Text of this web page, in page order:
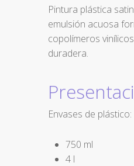
Pintura plástica
emulsión acuosa
copolímeros
duradera.
Envases de plástico:
750 ml
4 l